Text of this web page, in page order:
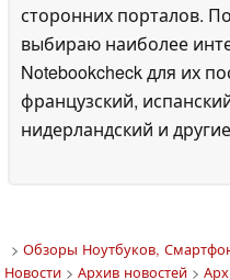
сторонних порталов.
выбираю наиболее
Notebookcheck для их
французский,
нидерландский и
> Обзоры Ноутбуков,
Новости> Архив новостей>